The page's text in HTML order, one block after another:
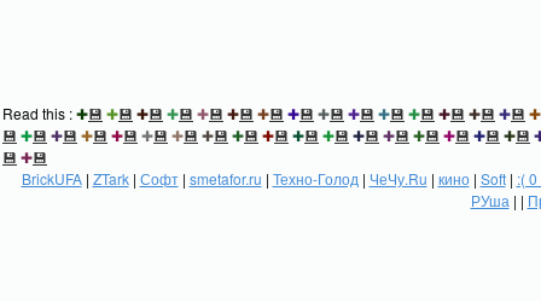
Read this :✚💾 ✚💾 ✚💾 ✚💾 ✚💾 ✚💾 ✚💾 ✚💾 ✚💾 ✚💾 ✚💾 ✚💾 ✚💾 ✚💾 ✚💾 ✚
💾 ✚💾 ✚💾 ✚💾 ✚💾 ✚💾 ✚💾 ✚💾 ✚💾 ✚💾 ✚💾 ✚💾 ✚💾 ✚💾 ✚💾 ✚💾 ✚💾 ✚💾
💾 ✚💾
BrickUFA| ZTark| Софт| smetafor.ru | Техно-Голод | ЧеЧу.Ru | кино| Soft| :(
РУша | |